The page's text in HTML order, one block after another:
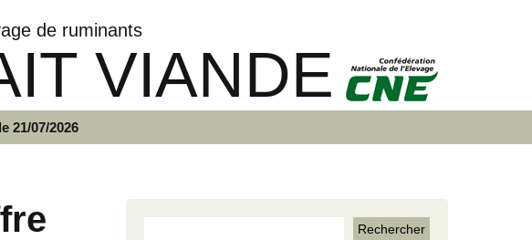
de ruminants
VIANDE
21/07/2026